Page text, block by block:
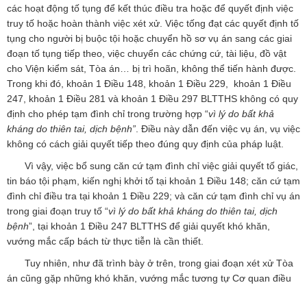
các hoạt động tố tụng để kết thúc điều tra hoặc để quyết định việc
truy tố hoặc hoàn thành việc xét xử. Việc tống đạt các quyết định tố
tụng cho người bị buộc tội hoặc chuyển hồ sơ vụ án sang các giai
đoạn tố tụng tiếp theo, việc chuyển các chứng cứ, tài liệu, đồ vật
cho Viện kiểm sát, Tòa án… bị trì hoãn, không thể tiến hành được.
Trong khi đó, khoản 1 Điều 148, khoản 1 Điều 229, khoản 1 Điều
247, khoản 1 Điều 281 và khoản 1 Điều 297 BLTTHS không có quy
định cho phép tạm đình chỉ trong trường hợp “vì lý do bất khả
kháng do thiên tai, dịch bệnh”. Điều này dẫn đến việc vụ án, vụ việc
không có cách giải quyết tiếp theo đúng quy định của pháp luật.
Vì vậy, việc bổ sung căn cứ tạm đình chỉ việc giải quyết tố giác,
tin báo tội phạm, kiến nghị khởi tố tại khoản 1 Điều 148; căn cứ tạm
đình chỉ điều tra tại khoản 1 Điều 229; và căn cứ tạm đình chỉ vụ án
trong giai đoạn truy tố “vì lý do bất khả kháng do thiên tai, dịch
bệnh”, tại khoản 1 Điều 247 BLTTHS để giải quyết khó khăn,
vướng mắc cấp bách từ thực tiễn là cần thiết.
Tuy nhiên, như đã trình bày ở trên, trong giai đoạn xét xử Tòa
án cũng gặp những khó khăn, vướng mắc tương tự Cơ quan điều